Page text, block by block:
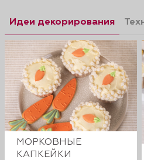
Идеи декорирования
МОРКОВНЫЕ
КАПКЕЙКИ